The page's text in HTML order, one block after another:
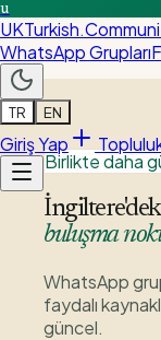
u
UKTurkish.
WhatsApp Grupları
TR EN
Giriş Yap
Birlikte daha
buluşma
WhatsApp
faydalı
güncel.